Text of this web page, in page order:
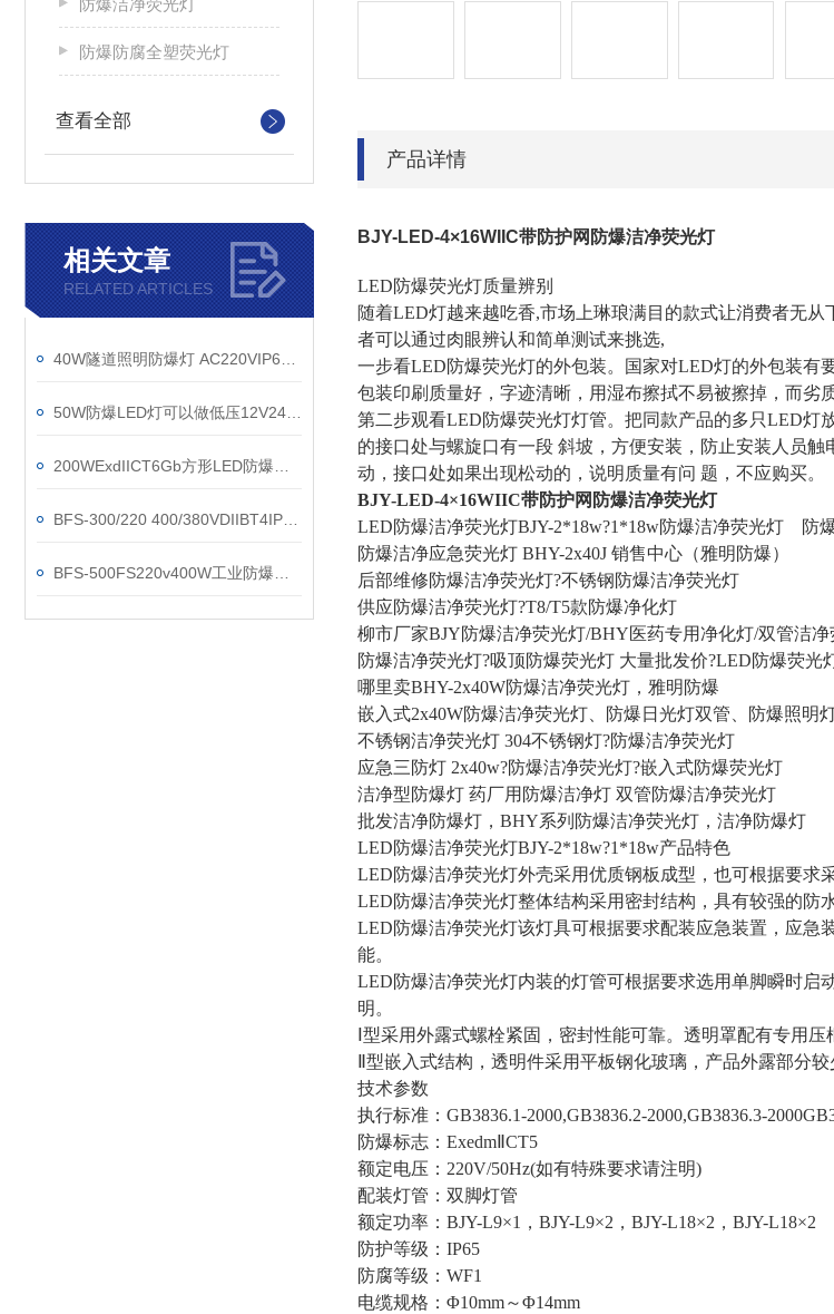
防爆洁净荧光灯
防爆防腐全塑荧光灯
查看全部
相关文章
RELATED ARTICLES
产品详情
BJY-LED-4×16WIIC带防护网防爆洁净荧光灯
LED防爆荧光灯质量辨别
随着LED灯越来越吃香,市场上琳琅满目的款式让消费者无
者可以通过肉眼辨认和简单测试来挑选,
一步看LED防爆荧光灯的外包装。国家对LED灯的外包装有
包装印刷质量好，字迹清晰，用湿布擦拭不易被擦掉，而劣
第二步观看LED防爆荧光灯灯管。把同款产品的多只LED灯
的接口处与螺旋口有一段 斜坡，方便安装，防止安装人员
动，接口处如果出现松动的，说明质量有问 题，不应购买。
BJY-LED-4×16WIIC带防护网防爆洁净荧光灯
LED防爆洁净荧光灯BJY-2*18w?1*18w防爆洁净荧光灯 防
防爆洁净应急荧光灯 BHY-2x40J 销售中心（雅明 防爆）
后部维修防爆洁净荧光灯?不锈钢防爆洁净荧光灯
供应防爆洁净荧光灯?T8/T5款防爆净化灯
柳市厂家BJY防爆洁净荧光灯/BHY医药专用净化灯/双管洁净
防爆洁净荧光灯?吸顶防爆荧光灯 大量批发价?LED防爆荧光
哪里卖BHY-2x40W防爆洁净荧光灯， 雅明 防爆
嵌入式2x40W防爆洁净荧光灯、防爆日光灯双管、防爆照明
不锈钢洁净荧光灯 304不锈钢灯?防爆洁净荧光灯
应急三防灯 2x40w?防爆洁净荧光灯?嵌入式防爆荧光灯
洁净型防爆灯 药厂用防爆洁净灯 双管防爆洁净荧光灯
批发洁净防爆灯， BHY系列防爆洁净荧光灯，洁净防爆灯
LED防爆洁净荧光灯BJY-2*18w?1*18w产品特色
LED防爆洁净荧光灯外壳采用优质钢板成型，也可根据要求
LED防爆洁净荧光灯整体结构采用密封结构，具有较强的防
LED防爆洁净荧光灯该灯具可根据要求配装应急装置，应急
能。
LED防爆洁净荧光灯内装的灯管可根据要求选用单脚瞬时启
明。
Ⅰ型采用外露式螺栓紧固，密封性能可靠。透明罩配有专用压
Ⅱ型嵌入式结构，透明件采用平板钢化玻璃，产品外露部分
技术参数
执行标准： GB3836.1-2000,GB3836.2-2000,GB3836.3-
防爆标志： ExedmⅡCT5
额定电压： 220V/50Hz(如有特殊要求请注明)
配装灯管：双脚灯管
额定功率： BJY-L9×1，BJY-L9×2，BJY-L18×2，BJY-L18×2
防护等级： IP65
防腐等级： WF1
电缆规格： Φ10mm～Φ14mm